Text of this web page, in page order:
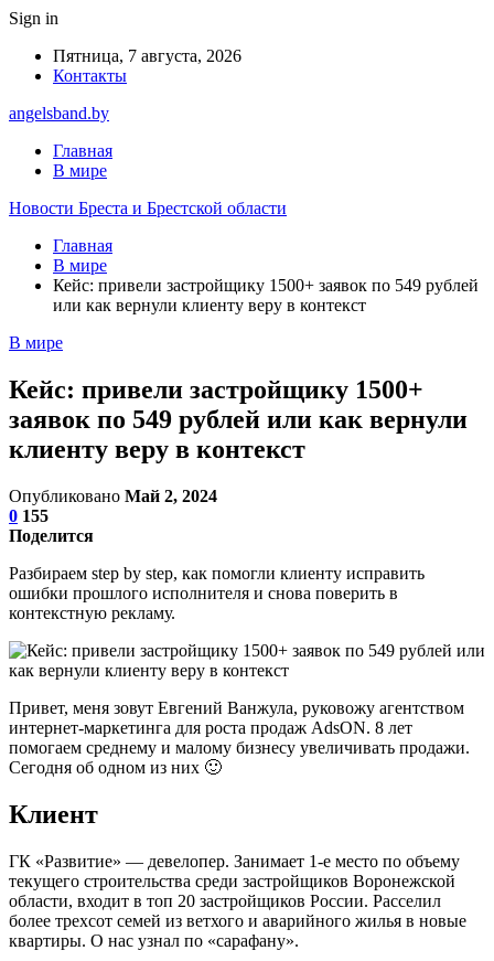
Sign in
Пятница, 7 августа, 2026
Контакты
angelsband.by
Главная
В мире
Новости Бреста и Брестской области
Главная
В мире
Кейс: привели застройщику 1500+ заявок по 549 рублей
или как вернули клиенту веру в контекст
В мире
Кейс: привели застройщику 1500+
заявок по 549 рублей или как вернули
клиенту веру в контекст
Опубликовано Май 2, 2024
0 155
Поделится
Разбираем step by step, как помогли клиенту исправить
ошибки прошлого исполнителя и снова поверить в
контекстную рекламу.
Привет, меня зовут Евгений Ванжула, руковожу агентством
интернет-маркетинга для роста продаж AdsON. 8 лет
помогаем среднему и малому бизнесу увеличивать продажи.
Сегодня об одном из них 🙂
Клиент
ГК «Развитие» — девелопер. Занимает 1-е место по объему
текущего строительства среди застройщиков Воронежской
области, входит в топ 20 застройщиков России. Расселил
более трехсот семей из ветхого и аварийного жилья в новые
квартиры. О нас узнал по «сарафану».